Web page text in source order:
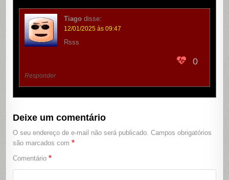
Tiago disse:
12/01/2025 às 09:47
Rsss
0
Responder
Deixe um comentário
O seu endereço de e-mail não será publicado. Campos obrigatórios
são marcados com*
Comentário*